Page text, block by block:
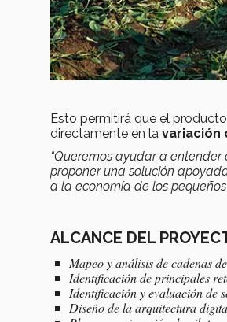
Esto permitirá que el producto
directamente en la variación
“Queremos ayudar a
proponer una solución
a la economía de los
ALCANCE DEL
Mapeo y análisis de cadenas
Identificación de principales
Identificación y evaluación de
Diseño de la arquitectura